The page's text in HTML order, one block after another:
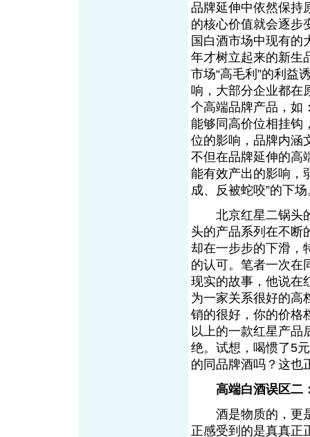
品牌延伸中依然保持
的核心价值就会逐步
国白酒市场中现有的
年才树立起来的新生
市场“高毛利”的利益
响，大部分企业都在
个高端品牌产品，如
能够同高价位相挂钩
位的影响，品牌内涵
不但在品牌延伸的高
能有效产出的影响，
成、反被蛇咬”的下
北京红星二锅头的
头的产品系列在不断
却在一步步的下滑，
的认可。笔者一次在
现实的故事，他说在
为一家关系很好的高
销的很好，你的价格
以上的一款红星产品
绝。试想，喝惯了5
的同品牌酒吗？这也
高端白酒误区二
酒是物质的，更是
正感受到的是真真正